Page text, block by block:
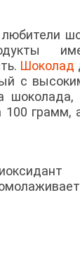
любители
Шоколад
с
шоколада,
100 грамм,